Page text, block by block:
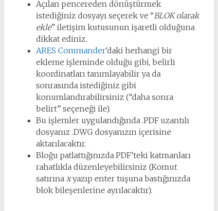
Açılan pencereden dönüştürmek
istediğiniz dosyayı seçerek ve “BLOK olarak
ekle” iletişim kutusunun işaretli olduğuna
dikkat ediniz.
ARES Commander‘daki herhangi bir
ekleme işleminde olduğu gibi, belirli
koordinatları tanımlayabilir ya da
sonrasında istediğiniz gibi
konumlandırabilirsiniz (“daha sonra
belirt” seçeneği ile).
Bu işlemler uygulandığında .PDF uzantılı
dosyanız .DWG dosyanızın içerisine
aktarılacaktır.
Bloğu patlattığınızda PDF’teki katmanları
rahatlıkla düzenleyebilirsiniz (Komut
satırına xyazıp enter tuşuna bastığınızda
blok bileşenlerine ayrılacaktır).